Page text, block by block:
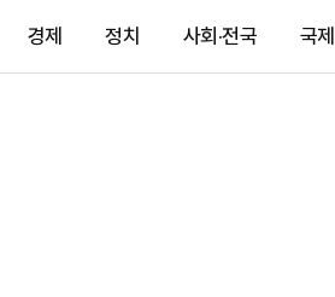
경제 정치 사회·전국 국제